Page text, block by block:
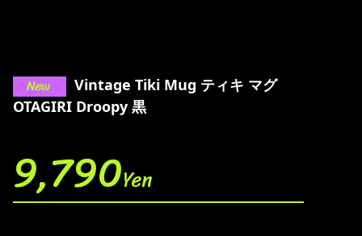
Vintage Tiki Mug ティキ マグ
OTAGIRI Droopy 黒
9,790Yen